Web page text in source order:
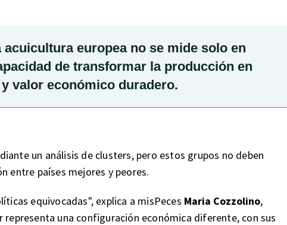
europea no se mide solo en
de transformar la producción en
valor económico duradero.
un análisis de clusters, pero estos grupos no deben
entre países mejores y peores.
equivocadas", explica a misPeces Maria Cozzolino,
una configuración económica diferente, con sus